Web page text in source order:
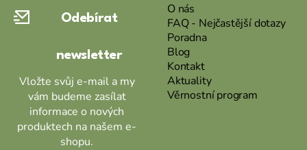
Odebírat
newsletter
Vložte svůj e-mail a my
vám budeme zasílat
informace o nových
produktech na našem e-
shopu.
O nás
FAQ - Nejčastější dotazy
Poradna
Blog
Kontakt
Aktuality
Věrnostní program